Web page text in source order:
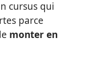
cursus qui
parce
monter en